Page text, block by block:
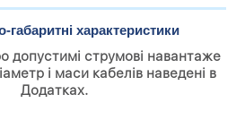
габаритні характеристики
допустимі струмові навантаже
і маси кабелів наведені в
Додатках.